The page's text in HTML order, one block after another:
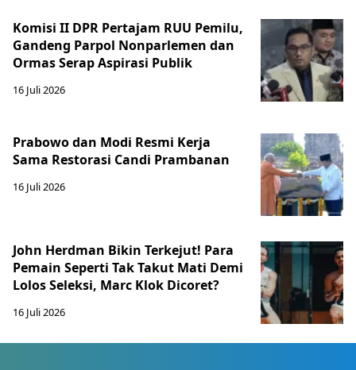
Komisi II DPR Pertajam RUU Pemilu,
Gandeng Parpol Nonparlemen dan
Ormas Serap Aspirasi Publik
16 Juli 2026
Prabowo dan Modi Resmi Kerja
Sama Restorasi Candi Prambanan
16 Juli 2026
John Herdman Bikin Terkejut! Para
Pemain Seperti Tak Takut Mati Demi
Lolos Seleksi, Marc Klok Dicoret?
16 Juli 2026